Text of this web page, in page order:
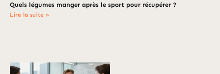
Quels légumes manger après le sport pour récupérer ?
Lire la suite »